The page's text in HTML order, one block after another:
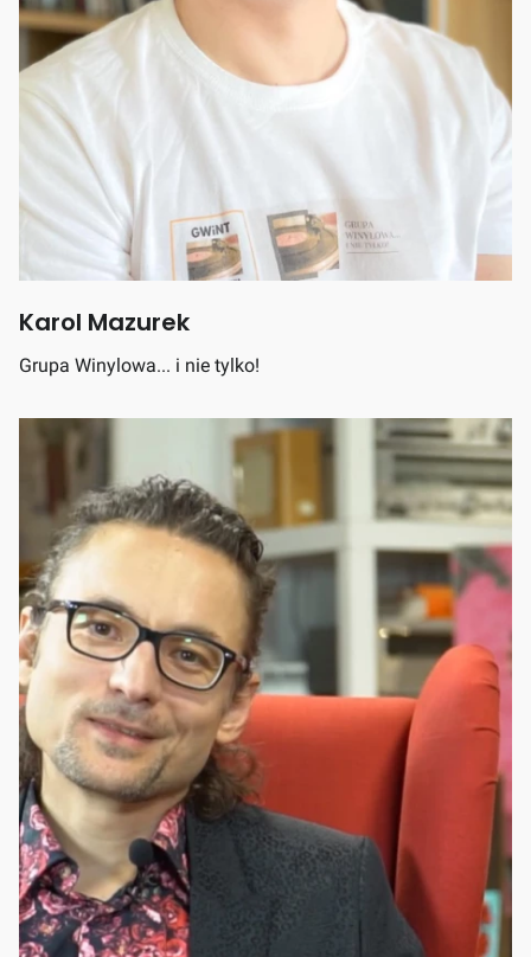
Karol Mazurek
Grupa Winylowa... i nie tylko!